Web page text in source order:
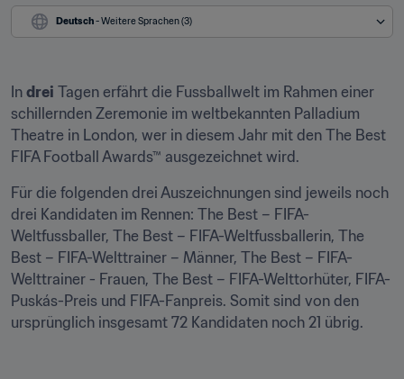
Deutsch - Weitere Sprachen (3)
In drei Tagen erfährt die Fussballwelt im Rahmen einer
schillernden Zeremonie im weltbekannten Palladium
Theatre in London, wer in diesem Jahr mit den The Best
FIFA Football Awards™ ausgezeichnet wird.
Für die folgenden drei Auszeichnungen sind jeweils noch
drei Kandidaten im Rennen: The Best – FIFA-
Weltfussballer, The Best – FIFA-Weltfussballerin, The
Best – FIFA-Welttrainer – Männer, The Best – FIFA-
Welttrainer - Frauen, The Best – FIFA-Welttorhüter, FIFA-
Puskás-Preis und FIFA-Fanpreis. Somit sind von den
ursprünglich insgesamt 72 Kandidaten noch 21 übrig.